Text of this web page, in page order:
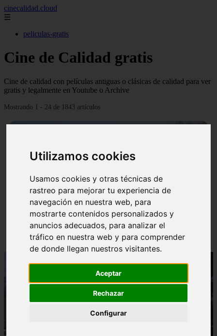
Utilizamos cookies
Usamos cookies y otras técnicas de
rastreo para mejorar tu experiencia de
navegación en nuestra web, para
mostrarte contenidos personalizados y
anuncios adecuados, para analizar el
tráfico en nuestra web y para comprender
de donde llegan nuestros visitantes.
Aceptar
Rechazar
Configurar
cinecalidad.cloud
☰
peliculas-gratis
Cine de Calidad gratis
Cine de calidad con películas antiguas o clásicas de calidad para ver
gratis y legalmente en Youtube o Archive
Mostrando 1 - 24 de 1843 artículos
Solo Las Bestias - Final Explicado